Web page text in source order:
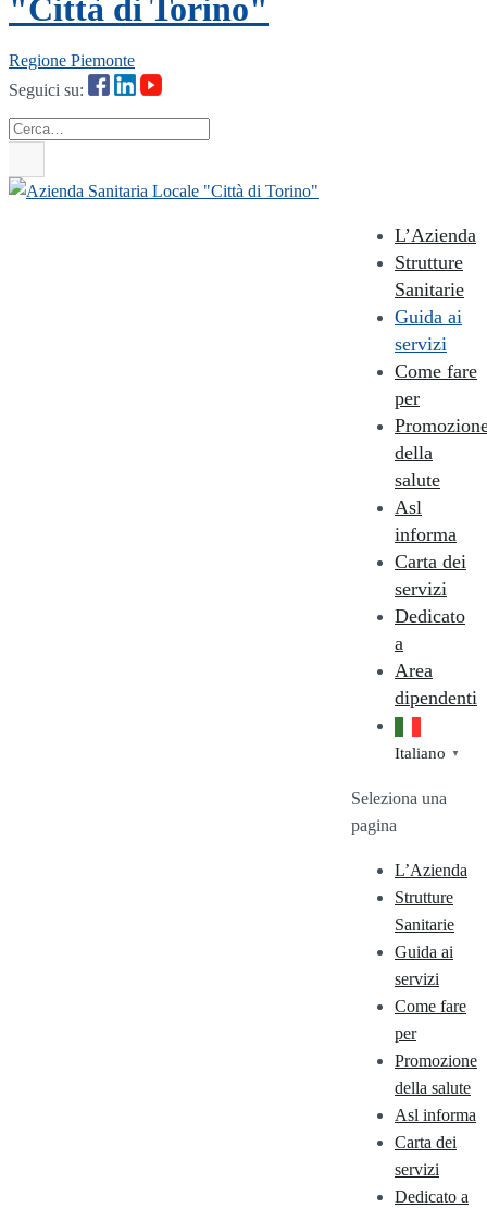
"Città di Torino"
Regione Piemonte
Seguici su:
Cerca
L’Azienda
Strutture
Sanitarie
Guida ai
servizi
Come fare
per
della
salute
Asl
informa
Carta dei
servizi
Dedicato
a
Area
dipendenti
Italiano ▼
Seleziona una
pagina
L’Azienda
Strutture
Sanitarie
Guida ai
servizi
Come fare
per
Promozione
della salute
Asl informa
Carta dei
servizi
Dedicato a